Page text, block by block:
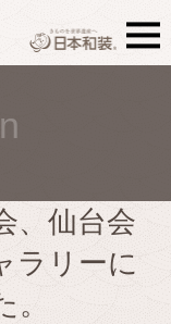
、仙台会
ラリーに